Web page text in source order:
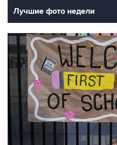
Лучшие фото недели